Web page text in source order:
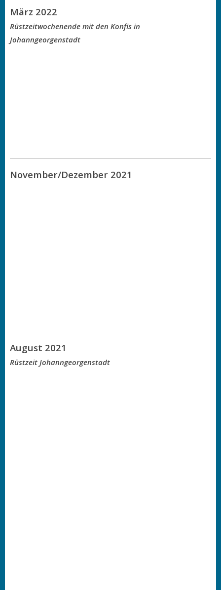
März 2022
Rüstzeitwochenende mit den Konfis in
Johanngeorgenstadt
November/Dezember 2021
August 2021
Rüstzeit Johanngeorgenstadt